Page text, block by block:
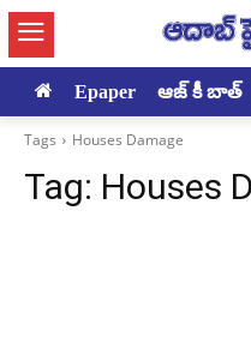
Epaper ఆజ్ కీ బాత్
Tags Houses Damage
Tag: Houses